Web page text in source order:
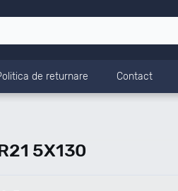
de returnare Contact
5X130